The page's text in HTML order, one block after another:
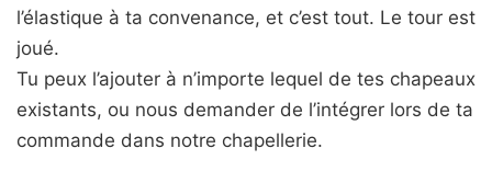
l’élastique à ta convenance, et c’est tout. Le tour est
joué.
Tu peux l’ajouter à n’importe lequel de tes chapeaux
existants, ou nous demander de l’intégrer lors de ta
commande dans notre chapellerie.